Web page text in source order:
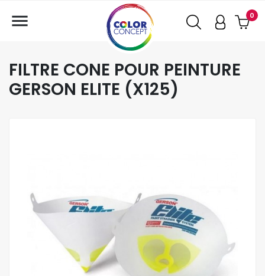
0

FILTRE CONE POUR PEINTURE
GERSON ELITE (X125)